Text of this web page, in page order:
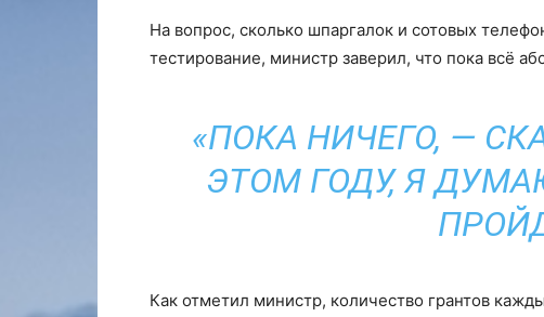
На вопрос, сколько шпаргалок и сотовых
тестирование, министр заверил, что пока всё
«ПОКА НИЧЕГО, —
ЭТОМ ГОДУ, Я
Как отметил министр, количество грантов